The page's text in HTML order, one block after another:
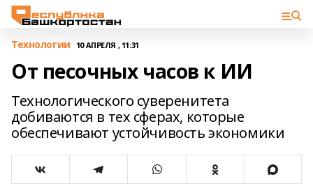
Технологии 10 АПРЕЛЯ , 11:31
От песочных часов к ИИ
Технологического суверенитета
добиваются в тех сферах, которые
обеспечивают устойчивость экономики